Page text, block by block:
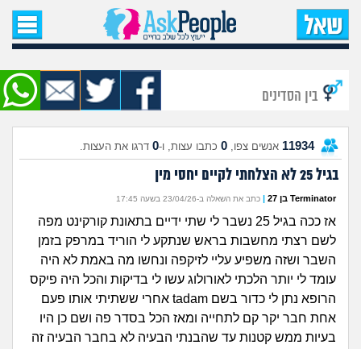
עמוד הבית
שאל שאלה
שאלות חדשות
שאלות שעוררו עניין
עצות חדשות
מה קורה כאן?
מתחם הטיפים
מדורים
בין הסדינים
11934 אנשים צפו, 0 כתבו עצות, ו-0 דרגו את העצות.
‏בגיל 25 לא הצלחתי לקיים יחסי מין
Terminator בן 27 | כתב את השאלה ב-23/04/26 בשעה 17:45
אז ככה בגיל 25 נשבר לי שתי ידיים בתאונת קורקינט מפה
לשם רצתי מחשבות בראש שנתקע לי הוריד במרפק בזמן
השבר ושזה משפיע עליי לזיקפה ונחשו מה באמת לא היה
עומד לי יותר הלכתי לאורולוג עשו לי בדיקות והכל היה פיקס
הרופא נתן לי כדור בשם tadam אחרי ששתיתי אותו פעם
אחת חבר יקר קם לתחייה ומאז הכל בסדר פה ושם כן היו
בעיות ממש קטנות עד שהבנתי הבעיה לא בחבר הבעיה זה